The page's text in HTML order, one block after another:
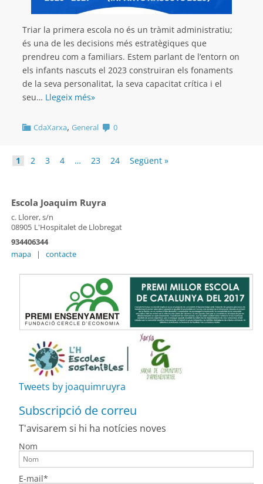
Triar la primera escola no és un tràmit administratiu;
és una de les decisions més estratègiques que
prendreu com a familiars. Estem parlant de l’entorn on
els infants nascuts el 2023 construiran els fonaments
de la seva personalitat, la seva capacitat crítica i el
seu… Llegeix més»
CdaXarxa, General 0
1 2 3 4 … 23 24 Següent »
Escola Joaquim Ruyra
c. Llorer, s/n
08905 L'Hospitalet de Llobregat
934406344
mapa
| contacte
Tweets by joaquimruyra
Subscripció de correu
T'avisarem si hi ha notícies noves
Nom
E-mail*